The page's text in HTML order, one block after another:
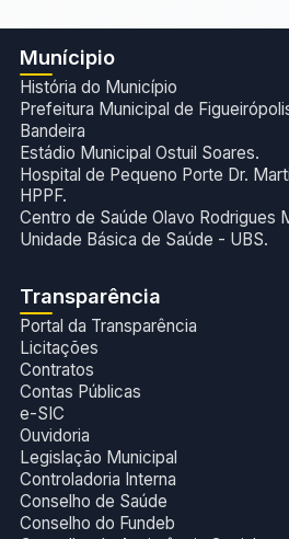
Munícipio
História do Município
Prefeitura Municipal de
Bandeira
Estádio Municipal Ostuil Soares.
Hospital de Pequeno Porte Dr.
HPPF.
Centro de Saúde Olavo Rodrigues
Unidade Básica de Saúde - UBS.
Transparência
Portal da Transparência
Licitações
Contratos
Contas Públicas
e-SIC
Ouvidoria
Legislação Municipal
Controladoria Interna
Conselho de Saúde
Conselho do Fundeb